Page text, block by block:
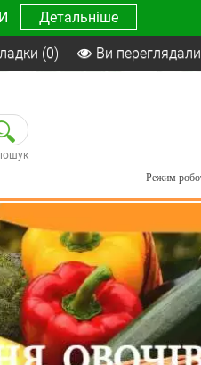
Детальніше
(0) Ви переглядали
Режим